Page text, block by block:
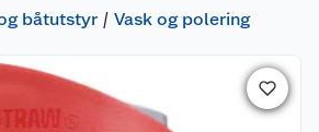
båtutstyr Vask og polering